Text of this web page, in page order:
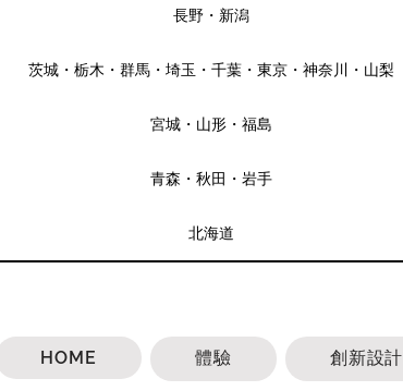
長野・新潟
茨城・栃木・群馬・埼玉・千葉・東京・神奈川・山梨
宮城・山形・福島
青森・秋田・岩手
北海道
HOME 體驗 創新設計